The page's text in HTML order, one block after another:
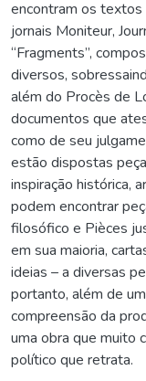
encontram os
jornais Moniteur,
“Fragments”,
diversos,
além do Procès de
documentos que
como de seu
estão dispostas
inspiração histórica,
podem encontrar
filosófico e Pièces
em sua maioria,
ideias – a diversas
portanto, além de
compreensão da
uma obra que muito
político que retrata.